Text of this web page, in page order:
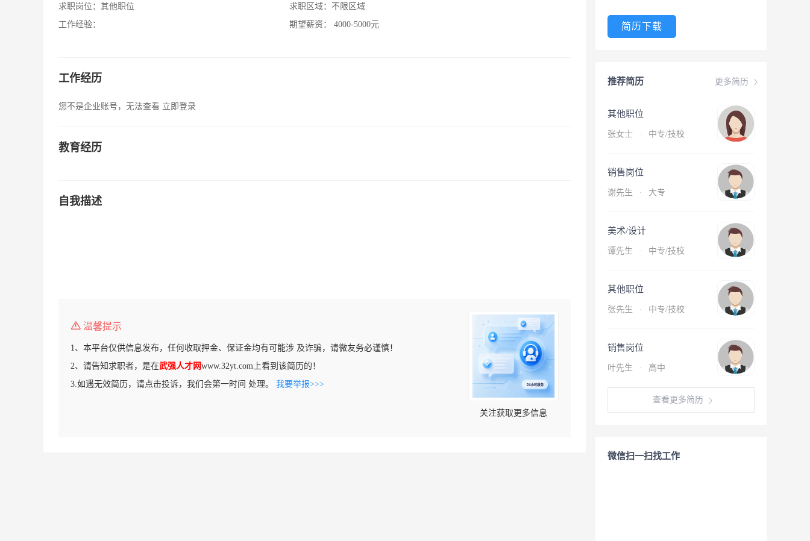
求职岗位： 其他职位
工作经验：
求职区域： 不限区域
期望薪资：
4000-5000元
工作经历
您不是企业账号，无法查看 立即登录
教育经历
自我描述
温馨提示
1、本平台仅供信息发布，任何收取押金、保证金均有可能涉 及诈骗，请微友务必谨慎！
2、请告知求职者，是在武强人才网www.32yt.com上看到该简历的！
3.如遇无效简历，请点击投诉，我们会第一时间 处理。 我要举报>>>
关注获取更多信息
简历下载
更多简历
推荐简历
其他职位
张女士 · 中专/技校
销售岗位
谢先生 · 大专
美术/设计
谭先生 · 中专/技校
其他职位
张先生 · 中专/技校
销售岗位
叶先生 · 高中
查看更多简历
微信扫一扫找工作